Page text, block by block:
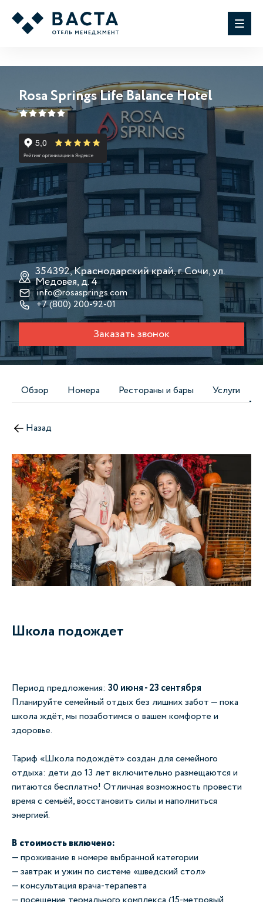
Rosa Springs Life Balance Hotel
354392, Краснодарский край, г. Сочи, ул.
Медовея, д. 4
info@rosasprings.com
+7 (800) 200-92-01
Заказать звонок
Обзор Номера Рестораны и бары Услуги
Назад
Школа подождет
Период предложения: 30 июня - 23 сентября
Планируйте семейный отдых без лишних забот — пока
школа ждёт, мы позаботимся о вашем комфорте и
здоровье.
Тариф «Школа подождёт» создан для семейного
отдыха: дети до 13 лет включительно размещаются и
питаются бесплатно! Отличная возможность провести
время с семьёй, восстановить силы и наполниться
энергией.
В стоимость включено:
— проживание в номере выбранной категории
— завтрак и ужин по системе «шведский стол»
— консультация врача-терапевта